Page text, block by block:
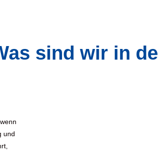
sind wir in
und